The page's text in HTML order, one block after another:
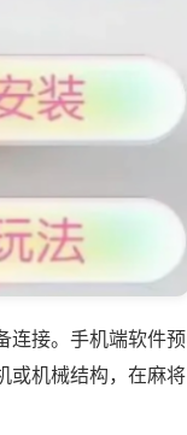
连接。手机端软件预
或机械结构，在麻将